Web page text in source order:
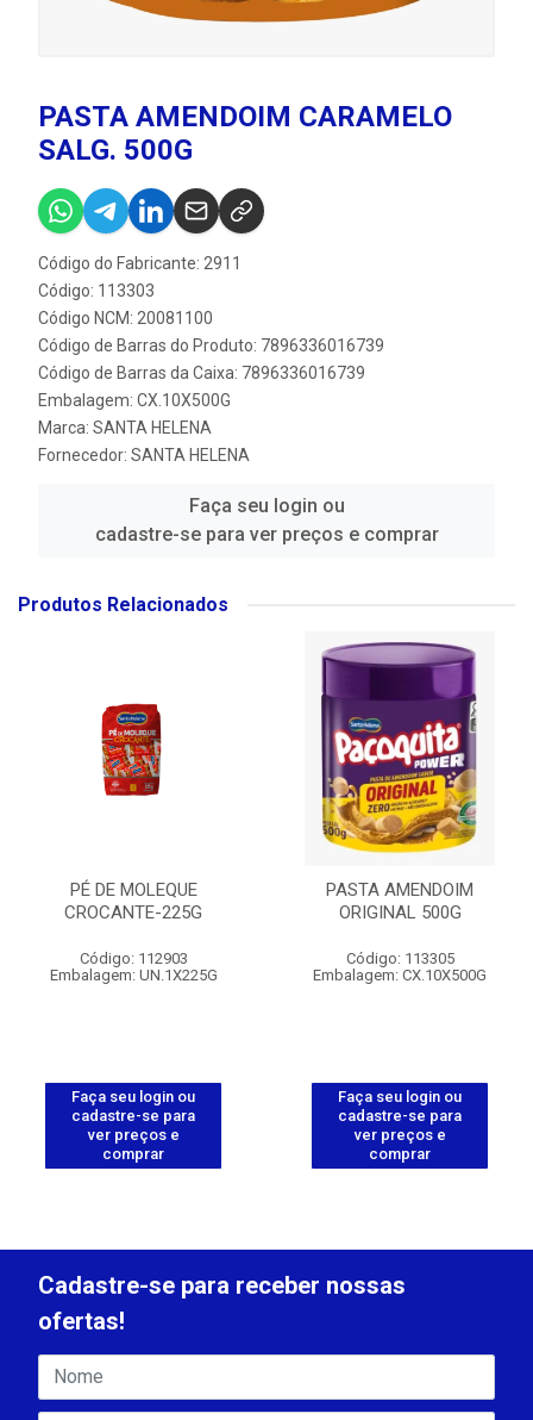
PASTA AMENDOIM CARAMELO
SALG. 500G
Código do Fabricante: 2911
Código: 113303
Código NCM: 20081100
Código de Barras do Produto: 7896336016739
Código de Barras da Caixa: 7896336016739
Embalagem: CX.10X500G
Marca: SANTA HELENA
Fornecedor: SANTA HELENA
Faça seu login ou
cadastre-se para ver preços e comprar
Produtos Relacionados
PÉ DE MOLEQUE
CROCANTE-225G
Código: 112903
Embalagem: UN.1X225G
Faça seu login ou
cadastre-se para
ver preços e
comprar
PASTA AMENDOIM
ORIGINAL 500G
Código: 113305
Embalagem: CX.10X500G
Faça seu login ou
cadastre-se para
ver preços e
comprar
Cadastre-se para receber nossas
ofertas!